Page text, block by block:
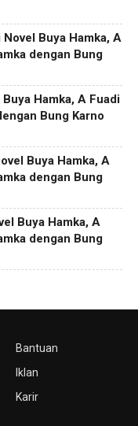
Novel Buya Hamka, A
dengan Bung
Buya Hamka, A Fuadi
Bung Karno
Buya Hamka, A
dengan Bung
Buya Hamka, A
dengan Bung
Bantuan
Iklan
Karir